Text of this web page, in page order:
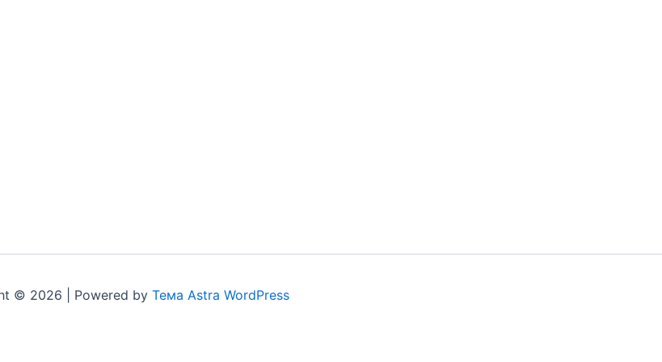
© 2026 | Powered by Тема Astra WordPress